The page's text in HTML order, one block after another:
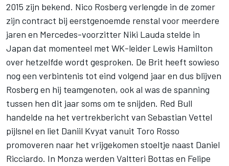
2015 zijn bekend. Nico Rosberg verlengde in de zomer
zijn contract bij eerstgenoemde renstal voor meerdere
jaren en Mercedes-voorzitter Niki Lauda stelde in
Japan dat momenteel met WK-leider Lewis Hamilton
over hetzelfde wordt gesproken. De Brit heeft sowieso
nog een verbintenis tot eind volgend jaar en dus blijven
Rosberg en hij teamgenoten, ook al was de spanning
tussen hen dit jaar soms om te snijden. Red Bull
handelde na het vertrekbericht van Sebastian Vettel
pijlsnel en liet Daniil Kvyat vanuit Toro Rosso
promoveren naar het vrijgekomen stoeltje naast Daniel
Ricciardo. In Monza werden Valtteri Bottas en Felipe